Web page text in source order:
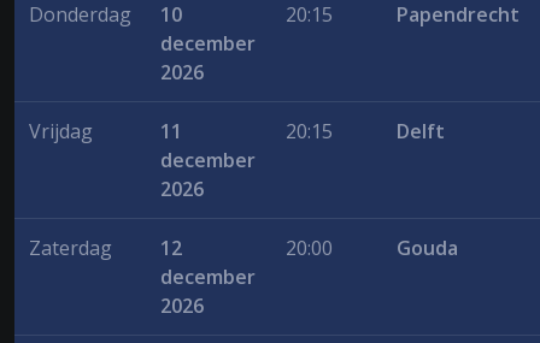
Donderdag
10
december
2026
20:15 Papendrecht
Vrijdag
11
december
2026
20:15 Delft
Zaterdag
12
december
2026
20:00 Gouda